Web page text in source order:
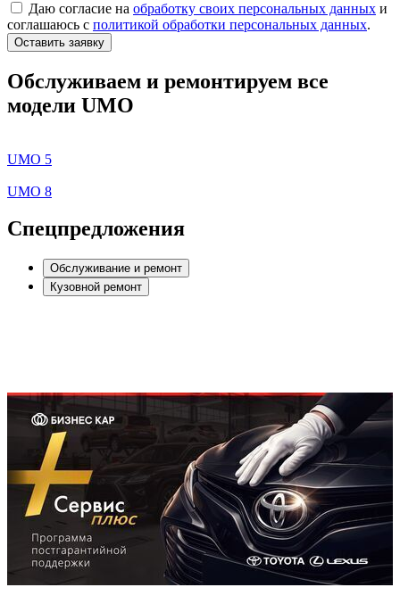
Даю согласие на обработку своих персональных данных и
соглашаюсь с политикой обработки персональных данных.
Оставить заявку
Обслуживаем и ремонтируем все
модели UMO
UMO 5
UMO 8
Спецпредложения
Обслуживание и ремонт
Кузовной ремонт